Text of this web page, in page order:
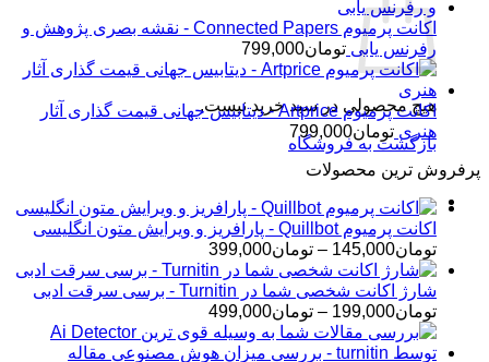
هیچ محصولی در سبد خرید نیست.
بازگشت به فروشگاه
اکانت پرمیوم Connected Papers - نقشه بصری پژوهش و
رفرنس یابی تومان799,000
اکانت پرمیوم Artprice - دیتابیس جهانی قیمت ‌گذاری آثار
هنری تومان799,000
پرفروش ترین محصولات
اکانت پرمیوم Quillbot - پارافریز و ویرایش متون انگلیسی
تومان145,000
– تومان399,000محدوده
قیمت:
تومان145,000
تا
تومان399,000
شارژ اکانت شخصی شما در Turnitin - برسی سرقت ادبی
تومان199,000
– تومان499,000محدوده
قیمت:
تومان199,000